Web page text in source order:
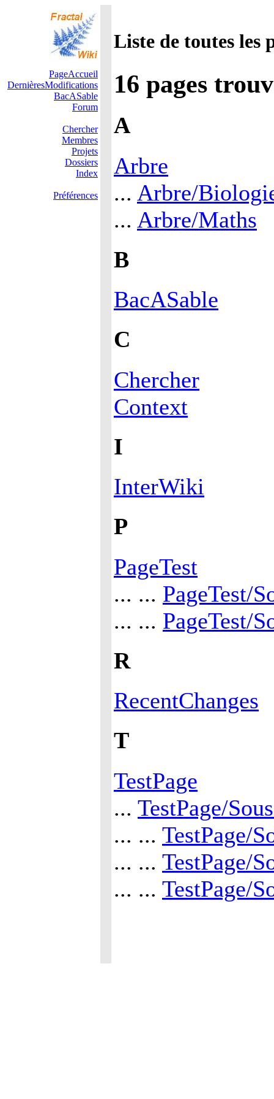
Liste de toutes les
PageAccueil
DernièresModifications
BacASable
Forum
Chercher
Membres
Projets
Dossiers
Index
Préférences
16 pages
A
Arbre
... Arbre/
... Arbre/Maths
B
BacASable
C
Chercher
Context
I
InterWiki
P
PageTest
... ... PageTest/
... ... PageTest/
R
RecentChanges
T
TestPage
... TestPage/
... ... TestPage/
... ... TestPage/
... ... TestPage/